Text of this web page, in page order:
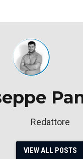
Redattore
VIEW ALL POSTS